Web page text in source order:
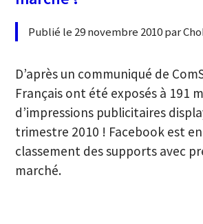
Publié le 29 novembre 2010 par
D’après un communiqué de
Français ont été exposés à 191
d’impressions publicitaires
trimestre 2010 ! Facebook est
classement des supports avec
marché.